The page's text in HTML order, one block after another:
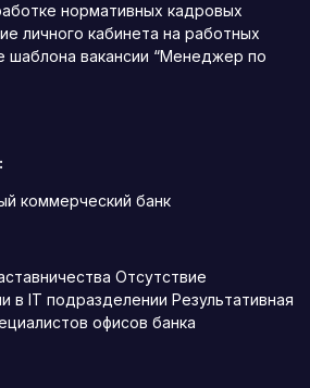
нормативных кадровых
личного кабинета на работных
шаблона вакансии “Менеджер по
коммерческий банк
Отсутствие
в IT подразделении Результативная
офисов банка